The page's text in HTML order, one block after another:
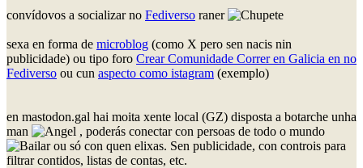
convídovos a socializar no Fediverso raner
sexa en forma de microblog (como X pero sen nacis nin
publicidade) ou tipo foro Crear Comunidade Correr en Galicia en no
Fediverso ou cun aspecto como istagram (exemplo)
en mastodon.gal hai moita xente local (GZ) disposta a botarche unha
man
, poderás conectar con persoas de todo o mundo
ou só con quen elixas. Sen publicidade, con controis para
filtrar contidos, listas de contas, etc.